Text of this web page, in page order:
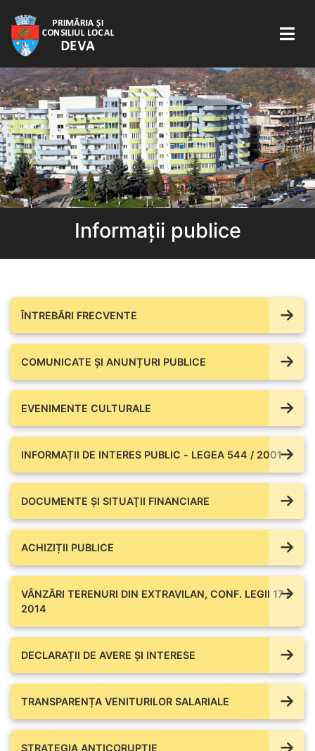
Informații publice
ÎNTREBĂRI FRECVENTE
COMUNICATE ŞI ANUNȚURI PUBLICE
EVENIMENTE CULTURALE
INFORMAȚII DE INTERES PUBLIC - LEGEA 544 / 2001
DOCUMENTE ŞI SITUAŢII FINANCIARE
ACHIZIȚII PUBLICE
VÂNZĂRI TERENURI DIN EXTRAVILAN, CONF. LEGII 17 /
2014
DECLARAȚII DE AVERE ŞI INTERESE
TRANSPARENȚA VENITURILOR SALARIALE
STRATEGIA ANTICORUPȚIE